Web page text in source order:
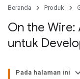
Beranda Produk
On the Wire:
untuk
Pada halaman ini